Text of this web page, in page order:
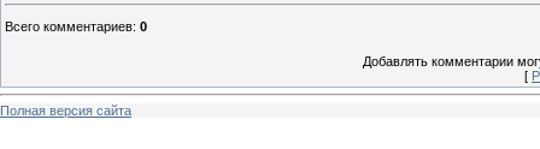
Всего комментариев: 0
Добавлять комментарии
[
Полная версия сайта